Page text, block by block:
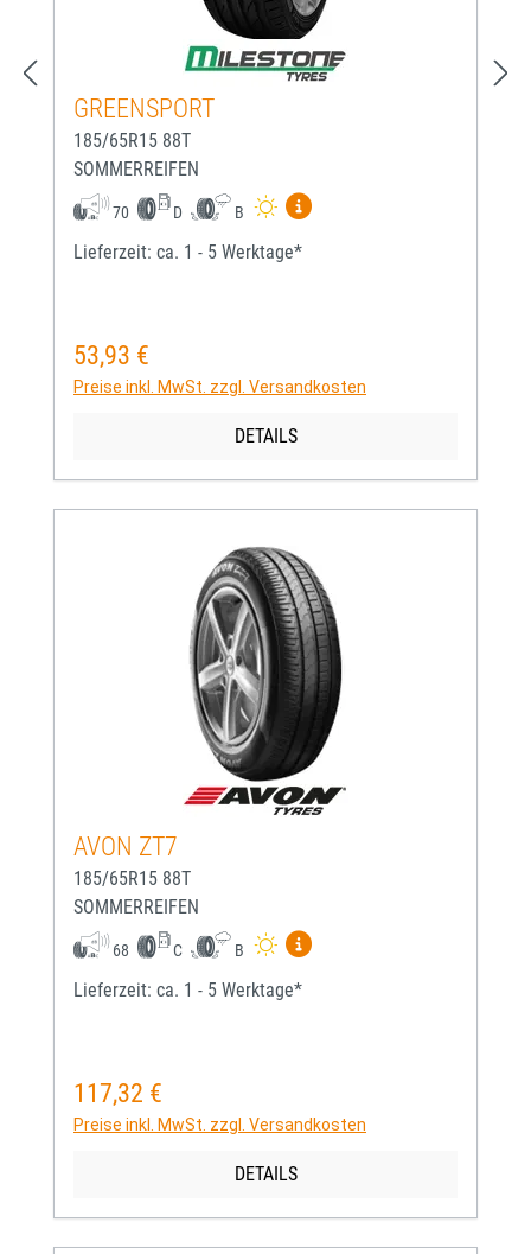
GREENSPORT
185/65R15 88T
SOMMERREIFEN
70 D B
Mehr Informationen zum
Lieferzeit: ca. 1 - 5 Werktage*
Regulärer Preis:
53,93 €
Preise inkl. MwSt. zzgl. Versandkosten
DETAILS
AVON ZT7
185/65R15 88T
SOMMERREIFEN
68 C B
Mehr Informationen zum
Lieferzeit: ca. 1 - 5 Werktage*
Regulärer Preis:
117,32 €
Preise inkl. MwSt. zzgl. Versandkosten
DETAILS